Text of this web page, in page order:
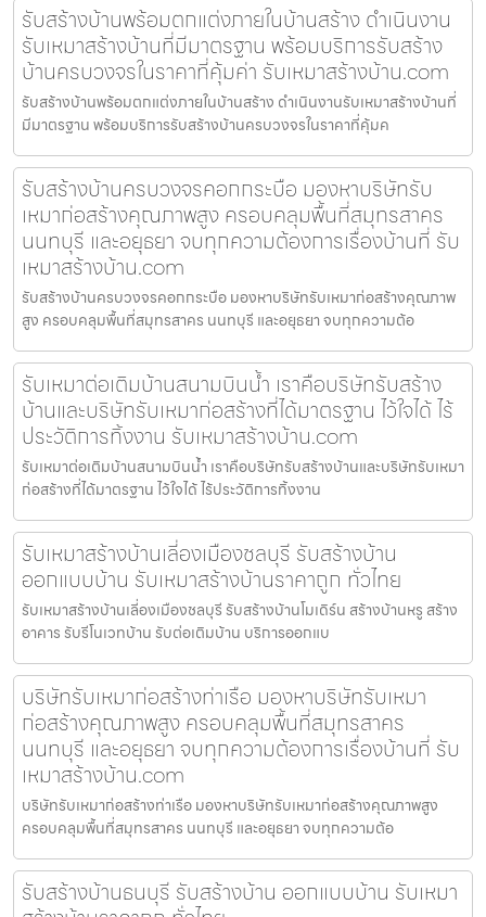
รับสร้างบ้านพร้อมตกแต่งภายในบ้านสร้าง ดำเนินงาน
รับเหมาสร้างบ้านที่มีมาตรฐาน พร้อมบริการรับสร้าง
บ้านครบวงจรในราคาที่คุ้มค่า รับเหมาสร้างบ้าน.com
รับสร้างบ้านพร้อมตกแต่งภายในบ้านสร้าง ดำเนินงานรับเหมาสร้างบ้านที่
มีมาตรฐาน พร้อมบริการรับสร้างบ้านครบวงจรในราคาที่คุ้มค
รับสร้างบ้านครบวงจรคอกกระบือ มองหาบริษัทรับ
เหมาก่อสร้างคุณภาพสูง ครอบคลุมพื้นที่สมุทรสาคร
นนทบุรี และอยุธยา จบทุกความต้องการเรื่องบ้านที่ รับ
เหมาสร้างบ้าน.com
รับสร้างบ้านครบวงจรคอกกระบือ มองหาบริษัทรับเหมาก่อสร้างคุณภาพ
สูง ครอบคลุมพื้นที่สมุทรสาคร นนทบุรี และอยุธยา จบทุกความต้อ
รับเหมาต่อเติมบ้านสนามบินน้ำ เราคือบริษัทรับสร้าง
บ้านและบริษัทรับเหมาก่อสร้างที่ได้มาตรฐาน ไว้ใจได้ ไร้
ประวัติการทิ้งงาน รับเหมาสร้างบ้าน.com
รับเหมาต่อเติมบ้านสนามบินน้ำ เราคือบริษัทรับสร้างบ้านและบริษัทรับเหมา
ก่อสร้างที่ได้มาตรฐาน ไว้ใจได้ ไร้ประวัติการทิ้งงาน
รับเหมาสร้างบ้านเลี่องเมืองชลบุรี รับสร้างบ้าน
ออกแบบบ้าน รับเหมาสร้างบ้านราคาถูก ทั่วไทย
รับเหมาสร้างบ้านเลี่องเมืองชลบุรี รับสร้างบ้านโมเดิร์น สร้างบ้านหรู สร้าง
อาคาร รับรีโนเวทบ้าน รับต่อเติมบ้าน บริการออกแบ
บริษัทรับเหมาก่อสร้างท่าเรือ มองหาบริษัทรับเหมา
ก่อสร้างคุณภาพสูง ครอบคลุมพื้นที่สมุทรสาคร
นนทบุรี และอยุธยา จบทุกความต้องการเรื่องบ้านที่ รับ
เหมาสร้างบ้าน.com
บริษัทรับเหมาก่อสร้างท่าเรือ มองหาบริษัทรับเหมาก่อสร้างคุณภาพสูง
ครอบคลุมพื้นที่สมุทรสาคร นนทบุรี และอยุธยา จบทุกความต้อ
รับสร้างบ้านธนบุรี รับสร้างบ้าน ออกแบบบ้าน รับเหมา